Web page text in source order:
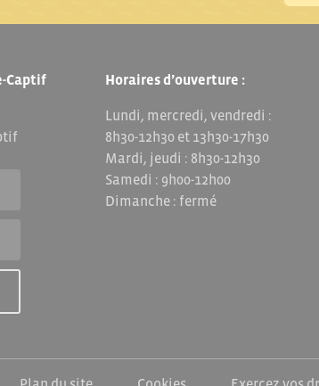
Captif Horaires d’ouverture :
Lundi, mercredi, vendredi :
8h30-12h30 et 13h30-17h30
Mardi, jeudi : 8h30-12h30
Samedi : 9h00-12h00
Dimanche : fermé